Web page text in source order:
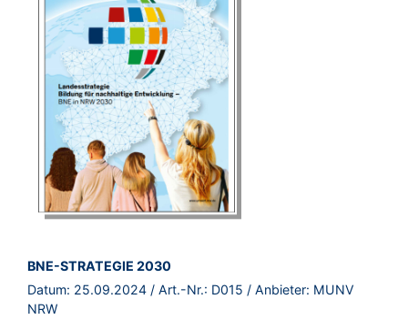
BROSCHÜRE:
BNE-STRATEGIE 2030
Datum: 25.09.2024 / Art.-Nr.: D015 / Anbieter: MUNV
NRW